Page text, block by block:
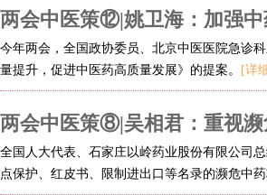
两会中医策⑫|姚卫海：加强中
今年两会，全国政协委员、北京中医医院急诊
量提升，促进中医药高质量发展》的提案。
[详
两会中医策⑧|吴相君：重视
全国人大代表、石家庄以岭药业股份有限公司
点保护、红皮书、限制进出口等名录的濒危中